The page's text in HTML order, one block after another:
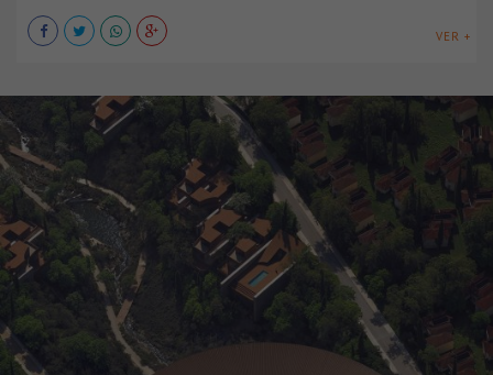
VER +